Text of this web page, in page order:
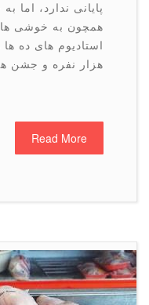
پایانی ندارد، اما به خیلی
همچون به خوشی های
استادیوم های ده ها هزار
هزار نفره و جشن های
Read More